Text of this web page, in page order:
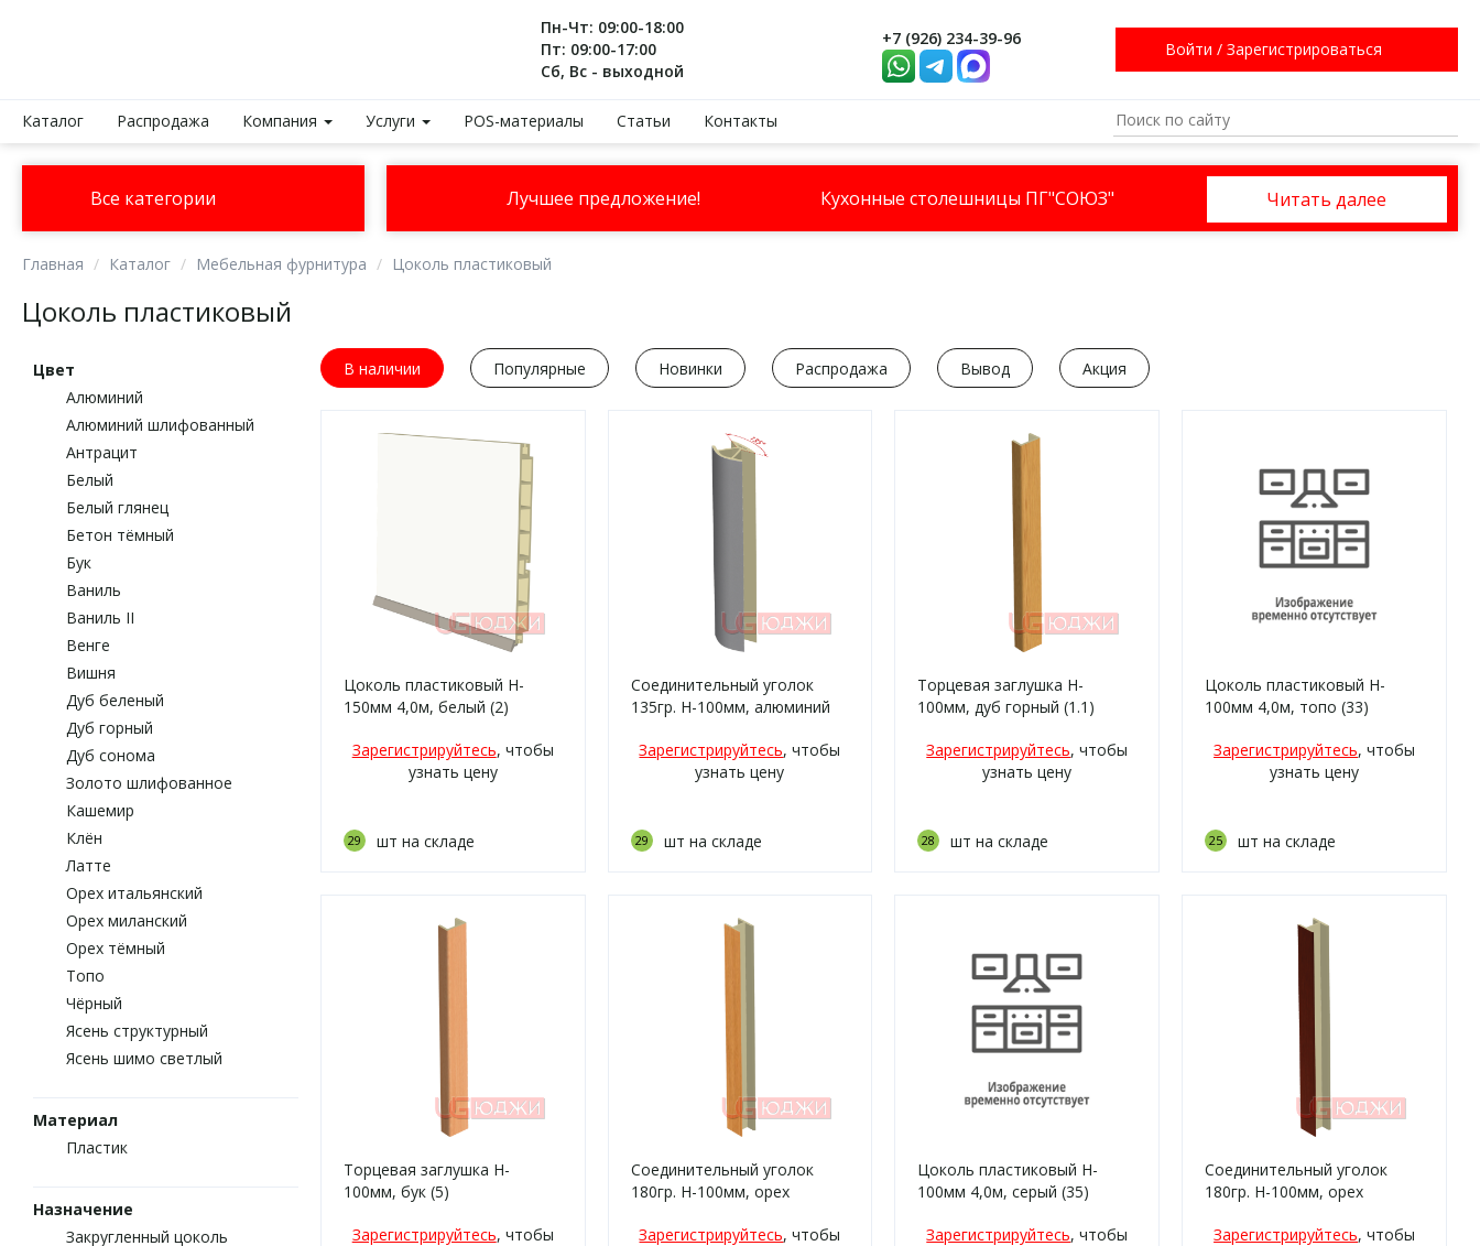
Пн-Чт: 09:00-18:00
Пт: 09:00-17:00
Сб, Вс - выходной
+7 (926) 234-39-96
Войти / Зарегистрироваться
Каталог Распродажа Компания Услуги POS-материалы Статьи Контакты
Все категории Лучшее предложение! Кухонные столешницы ПГ"СОЮЗ" Читать далее
Главная Каталог Мебельная фурнитура Цоколь пластиковый
Цоколь пластиковый
Цвет
Алюминий
Алюминий шлифованный
Антрацит
Белый
Белый глянец
Бетон тёмный
Бук
Ваниль
Ваниль II
Венге
Вишня
Дуб беленый
Дуб горный
Дуб сонома
Золото шлифованное
Кашемир
Клён
Латте
Орех итальянский
Орех миланский
Орех тёмный
Топо
Чёрный
Ясень структурный
Ясень шимо светлый
Материал
Пластик
Назначение
Закругленный цоколь
В наличии Популярные Новинки Распродажа Вывод Акция
Цоколь пластиковый H-
150мм 4,0м, белый (2)
Зарегистрируйтесь, чтобы
узнать цену
29 шт на складе
Соединительный уголок
135гр. H-100мм, алюминий
Зарегистрируйтесь, чтобы
узнать цену
29 шт на складе
Торцевая заглушка H-
100мм, дуб горный (1.1)
Зарегистрируйтесь, чтобы
узнать цену
28 шт на складе
Цоколь пластиковый H-
100мм 4,0м, топо (33)
Зарегистрируйтесь, чтобы
узнать цену
25 шт на складе
Торцевая заглушка H-
100мм, бук (5)
Зарегистрируйтесь, чтобы
Соединительный уголок
180гр. H-100мм, орех
Зарегистрируйтесь, чтобы
Цоколь пластиковый H-
100мм 4,0м, серый (35)
Зарегистрируйтесь, чтобы
Соединительный уголок
180гр. H-100мм, орех
Зарегистрируйтесь, чтобы